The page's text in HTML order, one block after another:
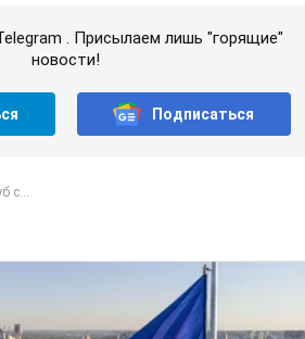
боялась Российская
не рассказывают в школе
являются только первый куплет